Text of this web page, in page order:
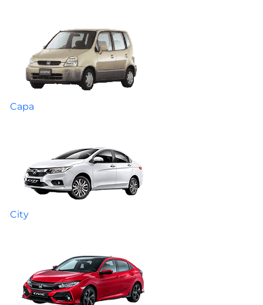
Capa
City